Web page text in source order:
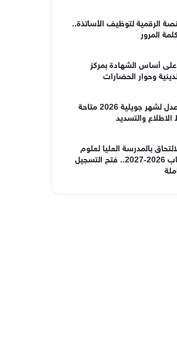
الرقمية لتوظيف الأساتذة..
المرور
أساس الشهادة بمركز
وحوار الحضارات
فواتير كراء سكنات عدل لشهر جويلية 2026 متاحة
الاطلاع والتسديد
بالمدرسة العليا لعلوم
وتقنيات تأطير الشباب 2026-2027.. فتح التسجيل